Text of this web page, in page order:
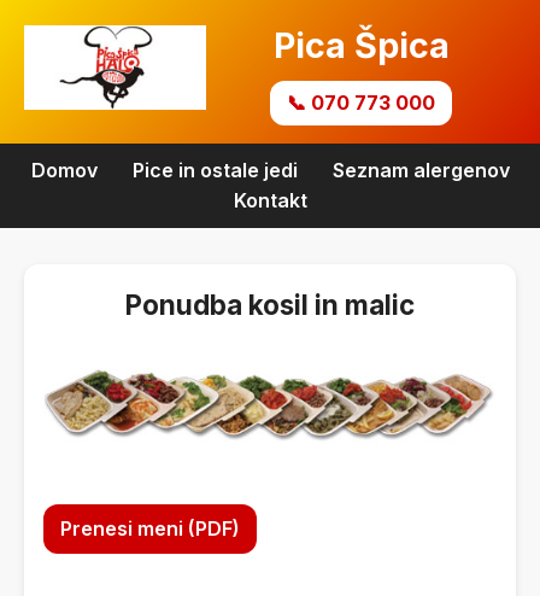
Pica Špica
📞 070 773 000
Domov Pice in ostale jedi
Seznam alergenov
Kontakt
Ponudba kosil in malic
Prenesi meni (PDF)